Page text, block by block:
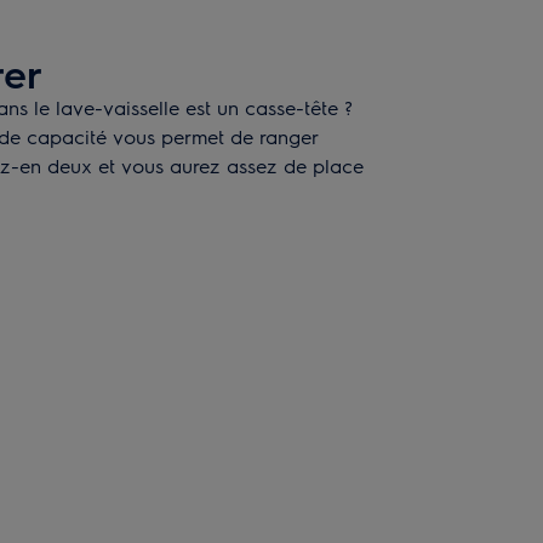
le lave-vaisselle est un casse-tête ?
capacité vous permet de ranger
en deux et vous aurez assez de place